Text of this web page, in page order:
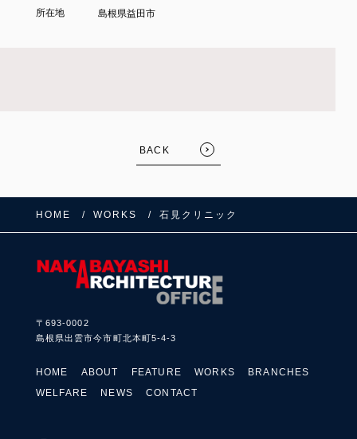
所在地 島根県益田市
BACK
HOME WORKS 石見クリニック
〒693-0002
島根県出雲市今市町北本町5-4-3
HOME ABOUT FEATURE WORKS
BRANCHES
WELFARE
NEWS CONTACT